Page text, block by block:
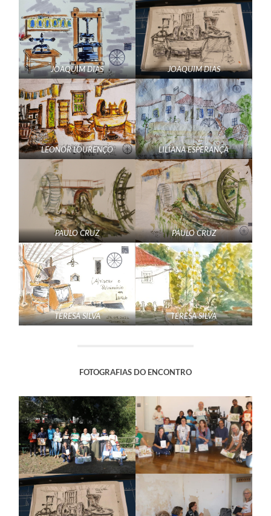
JOAQUIM DIAS JOAQUIM DIAS
LEONOR LOURENÇO LILIANA ESPERANÇA
PAULO CRUZ PAULO CRUZ
TERESA SILVA TERESA SILVA
FOTOGRAFIAS DO ENCONTRO